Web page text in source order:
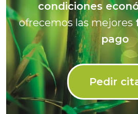
condiciones
ofrecemos las mejores
pago
Pedir